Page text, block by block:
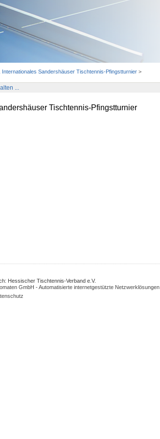
Internationales Sandershäuser Tischtennis-Pfingstturnier >
...
Tischtennis-Pfingstturnier
Hessischer Tischtennis-Verband e.V.
GmbH - Automatisierte internetgestützte Netzwerklösungen